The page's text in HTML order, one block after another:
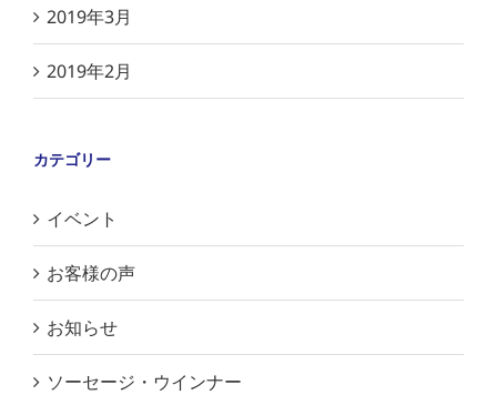
2019年3月
2019年2月
カテゴリー
イベント
お客様の声
お知らせ
ソーセージ・ウインナー